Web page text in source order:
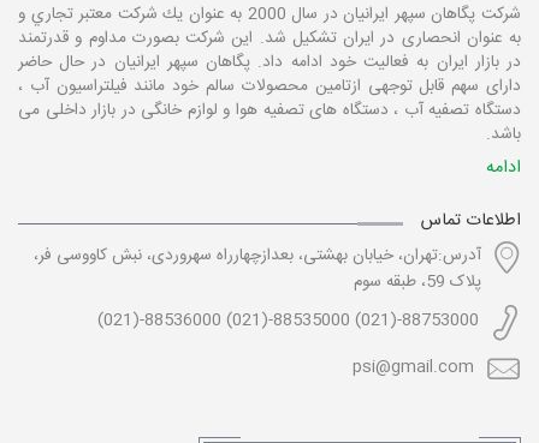
شركت پگاهان سپهر ایرانیان در سال 2000 به عنوان يك شركت معتبر تجاري و
به عنوان انحصاری در ايران تشكيل شد. این شرکت بصورت مداوم و قدرتمند
در بازار ایران به فعالیت خود ادامه داد. پگاهان سپهر ایرانیان در حال حاضر
دارای سهم قابل توجهی ازتامین محصولات سالم خود مانند فیلتراسیون آب ،
دستگاه تصفیه آب ، دستگاه های تصفیه هوا و لوازم خانگی در بازار داخلی می
باشد.
ادامه
اطلاعات تماس
آدرس:تهران، خیابان بهشتی، بعدازچهارراه سهروردی، نبش کاووسی فر،
پلاک 59، طبقه سوم
88753000-(021) 88535000-(021) 88536000-(021)
psi@gmail.com